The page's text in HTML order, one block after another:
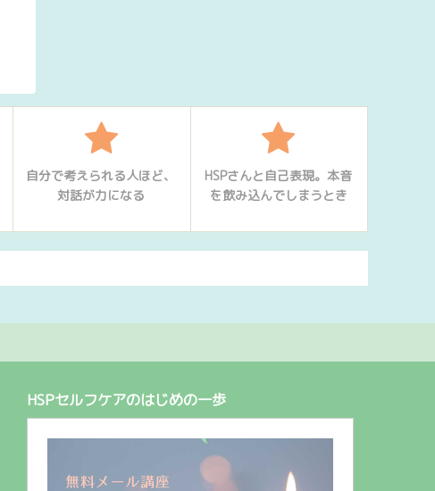
自分で考えられる人ほど、
対話が力になる
HSPさんと自己表現。本音
を飲み込んでしまうとき
HSPセルフケアのはじめの一歩